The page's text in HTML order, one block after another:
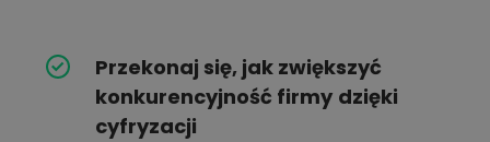
Przekonaj się, jak zwiększyć
konkurencyjność firmy dzięki
cyfryzacji